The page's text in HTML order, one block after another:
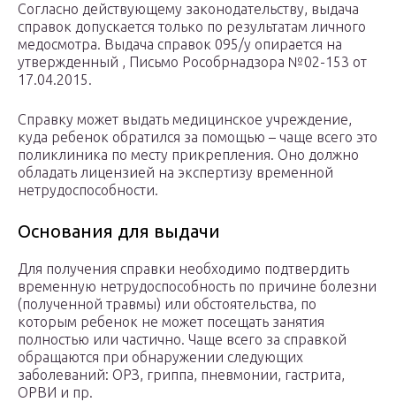
Согласно действующему законодательству, выдача
справок допускается только по результатам личного
медосмотра. Выдача справок 095/у опирается на
утвержденный , Письмо Рособрнадзора №02-153 от
17.04.2015.
Справку может выдать медицинское учреждение,
куда ребенок обратился за помощью – чаще всего это
поликлиника по месту прикрепления. Оно должно
обладать лицензией на экспертизу временной
нетрудоспособности.
Основания для выдачи
Для получения справки необходимо подтвердить
временную нетрудоспособность по причине болезни
(полученной травмы) или обстоятельства, по
которым ребенок не может посещать занятия
полностью или частично. Чаще всего за справкой
обращаются при обнаружении следующих
заболеваний: ОРЗ, гриппа, пневмонии, гастрита,
ОРВИ и пр.